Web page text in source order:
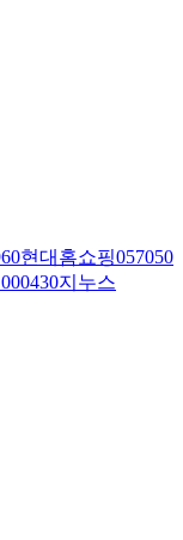
현대홈쇼핑057050
000430지누스